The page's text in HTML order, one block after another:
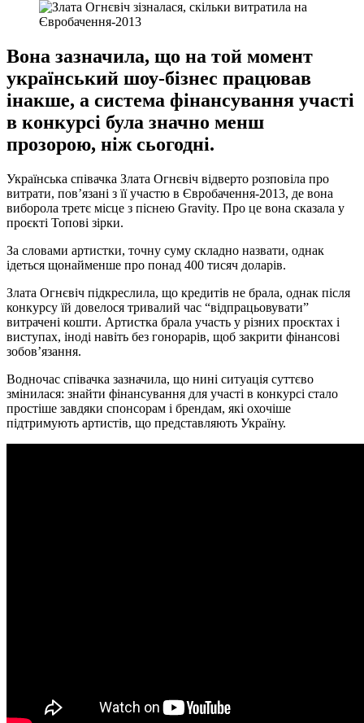
Вона зазначила, що на той момент
український шоу-бізнес працював
інакше, а система фінансування участі
в конкурсі була значно менш
прозорою, ніж сьогодні.
Українська співачка Злата Огнєвіч відверто розповіла про
витрати, пов’язані з її участю в Євробачення-2013, де вона
виборола третє місце з піснею Gravity. Про це вона сказала у
проєкті Топові зірки.
За словами артистки, точну суму складно назвати, однак
ідеться щонайменше про понад 400 тисяч доларів.
Злата Огнєвіч підкреслила, що кредитів не брала, однак після
конкурсу їй довелося тривалий час “відпрацьовувати”
витрачені кошти. Артистка брала участь у різних проєктах і
виступах, іноді навіть без гонорарів, щоб закрити фінансові
зобов’язання.
Водночас співачка зазначила, що нині ситуація суттєво
змінилася: знайти фінансування для участі в конкурсі стало
простіше завдяки спонсорам і брендам, які охочіше
підтримують артистів, що представляють Україну.